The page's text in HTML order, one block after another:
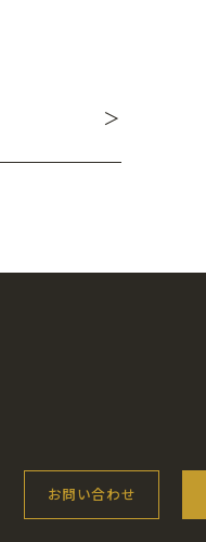
お問い合わせ